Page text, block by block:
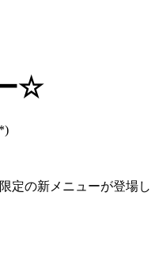
☆
定の新メニューが登場し